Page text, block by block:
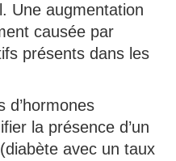
Une augmentation
causée par
présents dans les
d’hormones
la présence d’un
avec un taux